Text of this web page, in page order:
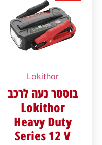
Lokithor
בוסטר נעה לרכב
Lokithor
Heavy Duty
Series 12 V